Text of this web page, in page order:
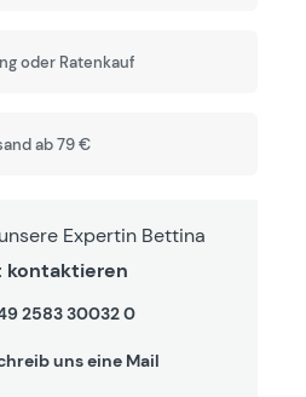
oder Ratenkauf
ab 79 €
Expertin Bettina
kontaktieren
2583 30032 0
uns eine Mail